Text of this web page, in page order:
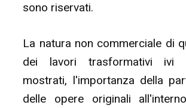
sono riservati.
La natura non commerciale di
dei lavori trasformativi ivi
mostrati, l'importanza della
delle opere originali